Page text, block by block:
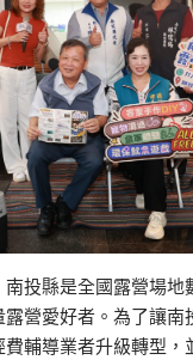
投縣是全國露營場地
營愛好者。為了讓南
輔導業者升級轉型，